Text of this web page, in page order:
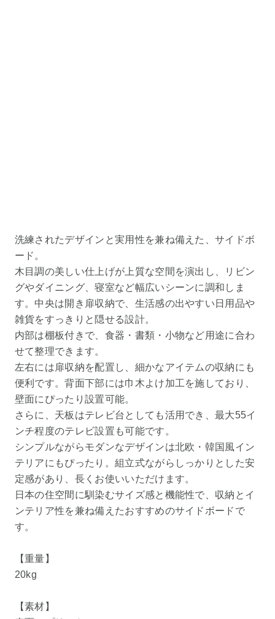
洗練されたデザインと実用性を兼ね備えた、サイドボ
ード。
木目調の美しい仕上げが上質な空間を演出し、リビン
グやダイニング、寝室など幅広いシーンに調和しま
す。中央は開き扉収納で、生活感の出やすい日用品や
雑貨をすっきりと隠せる設計。
内部は棚板付きで、食器・書類・小物など用途に合わ
せて整理できます。
左右には扉収納を配置し、細かなアイテムの収納にも
便利です。背面下部には巾木よけ加工を施しており、
壁面にぴったり設置可能。
さらに、天板はテレビ台としても活用でき、最大55イ
ンチ程度のテレビ設置も可能です。
シンプルながらモダンなデザインは北欧・韓国風イン
テリアにもぴったり。組立式ながらしっかりとした安
定感があり、長くお使いいただけます。
日本の住空間に馴染むサイズ感と機能性で、収納とイ
ンテリア性を兼ね備えたおすすめのサイドボードで
す。
【重量】
20kg
【素材】